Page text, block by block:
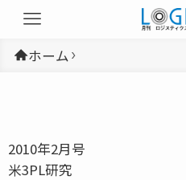
ホーム
2010年2月号
米3PL研究